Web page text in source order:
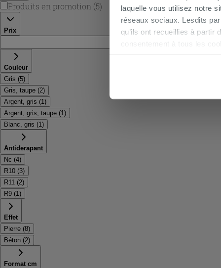
laquelle vous utilisez notre
réseaux sociaux. Lesdits
qu’ils ont recueillies à
consentement à tous les
Produits en promotion (5)
Prix
Couleur
Gris (5)
Gris, taupe (2)
Argent, gris (1 )
Argent, gris, taupe (1 )
Blanc, gris (1 )
Antiderapant
Nc (4)
R10 (3)
R11 (2)
R9 (1 )
Effet
Pierre (8)
Béton (2)
Format cm